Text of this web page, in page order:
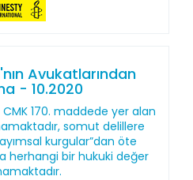
Avukatlarından
- 10.2020
170. maddede yer alan
somut delillere
kurgular”dan öte
herhangi bir hukuki değer